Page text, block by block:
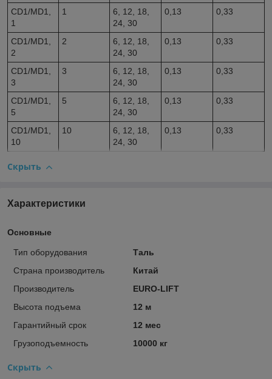
CD1/MD1,
1
1
6, 12, 18,
24, 30
0,13 0,33
CD1/MD1,
2
2
6, 12, 18,
24, 30
0,13 0,33
CD1/MD1,
3
3
6, 12, 18,
24, 30
0,13 0,33
CD1/MD1,
5
5
6, 12, 18,
24, 30
0,13 0,33
CD1/MD1,
10
10
6, 12, 18,
24, 30
0,13 0,33
Скрыть
Характеристики
Основные
Тип оборудования
Таль
Страна производитель
Китай
Производитель
EURO-LIFT
Высота подъема
12 м
Гарантийный срок
12 мес
Грузоподъемность
10000 кг
Скрыть